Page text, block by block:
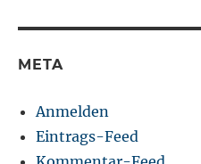
META
Anmelden
Eintrags-Feed